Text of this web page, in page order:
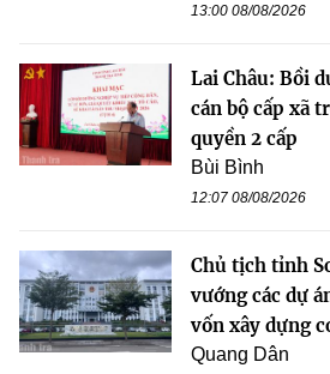
13:00 08/08/2026
Lai Châu: Bồi
cán bộ cấp xã
quyền 2 cấp
Bùi Bình
12:07 08/08/2026
Chủ tịch tỉnh
vướng các dự
vốn xây dựng
Quang Dân